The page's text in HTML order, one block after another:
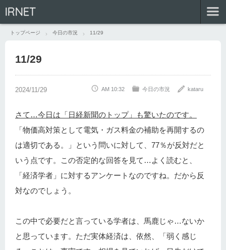
IRNET
トップページ 今日の市況 11/29
11/29
AM 10:32 今日の市況 kataru
さて…今日は「日経新聞のトップ」も驚いたのです。
「物価高対策として電気・ガス料金の補助を再開するの
は適切である。」という問いに対して、77％が反対だと
いう点です。この否定的な回答を見て…よく読むと、
「経済学者」に対するアンケートなのですね。だから反
対なのでしょう。
この中で必要だと言っている学者は、馬鹿じゃ…ないか
と思っています。ただ実体経済は、依然、「弱く感じ